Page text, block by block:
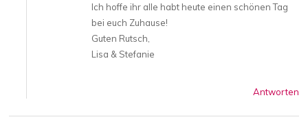
Ich hoffe ihr alle habt heute einen schönen Tag
bei euch Zuhause!
Guten Rutsch,
Lisa & Stefanie
Antworten